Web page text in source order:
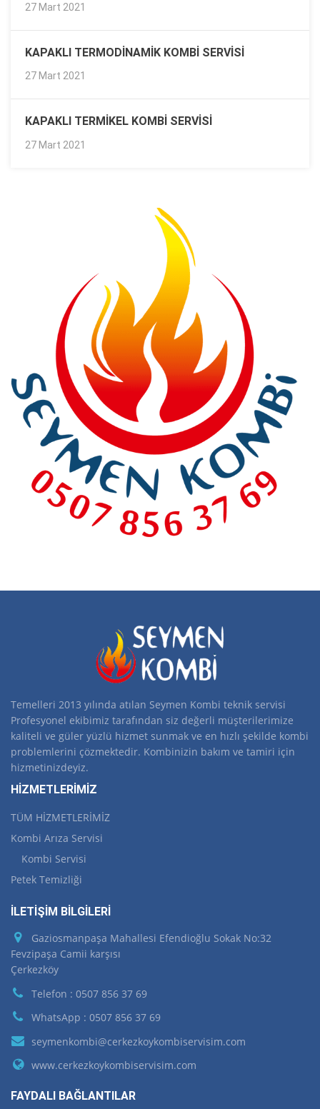
27 Mart 2021
KAPAKLI TERMODINAMIK KOMBI SERVISI
27 Mart 2021
KAPAKLI TERMIKEL KOMBI SERVISI
27 Mart 2021
Temelleri 2013 yılında atılan Seymen Kombi teknik servisi
Profesyonel ekibimiz tarafından siz değerli müşterilerimize
kaliteli ve güler yüzlü hizmet sunmak ve en hızlı şekilde kombi
problemlerini çözmektedir. Kombinizin bakım ve tamiri için
hizmetinizdeyiz.
HİZMETLERİMİZ
TÜM HİZMETLERİMİZ
Kombi Arıza Servisi
Kombi Servisi
Petek Temizliği
İLETİŞİM BİLGİLERİ
Gaziosmanpaşa Mahallesi Efendioğlu Sokak No:32
Fevzipaşa Camii karşısı
Çerkezköy
Telefon : 0507 856 37 69
WhatsApp : 0507 856 37 69
seymenkombi@cerkezkoykombiservisim.com
www.cerkezkoykombiservisim.com
FAYDALI BAĞLANTILAR